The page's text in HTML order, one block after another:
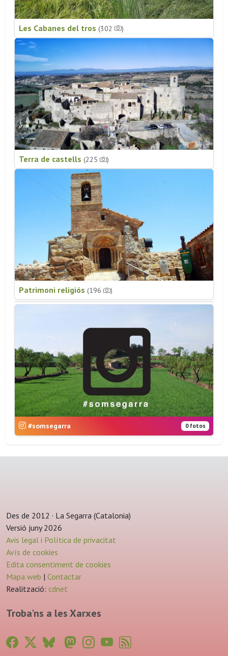
Les Cabanes del tros (302 )
Terra de castells (225 )
Patrimoni religiós (196 )
#somsegarra 0 fotos
Des de 2012 · La Segarra (Catalonia)
Versió juny 2026
Avis legal i Política de privacitat
Avís de cookies
Edita consentiment de cookies
Mapa web | Contactar
Realització: cdnet
Troba'ns a les Xarxes